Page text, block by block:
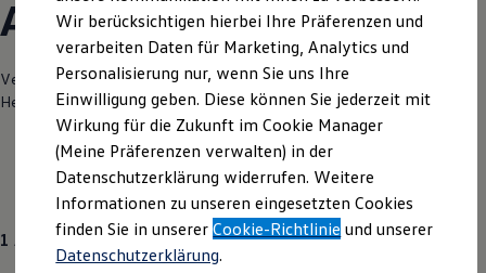
SUV und CUV
Familienautos
Kombis
Kompaktwagen
Sportwagen
Schnell verfügbare Fahrzeuge
Angebote und Produkte
Aktuelle Angebote
E-Auto-Förderung
Volkswagen Marktplatz
Die ENERGY Sondermodelle
Junge Gebrauchtwagen und Gebrauchtwagen
Volkswagen Zertifizierte Gebrauchtwagen
Elektromobilität bei Gebrauchtwagen
Angebote und mehr
Verantwortlich für die Inhalte auf dieser Seite ist die Jacobs Automobile
Heinsberg GmbH(Impressum & Rechtliches)
1 Angebot
Wir berücksichtigen hierbei Ihre Präferenzen und
verarbeiten Daten für Marketing, Analytics und
Personalisierung nur, wenn Sie uns Ihre
Einwilligung geben. Diese können Sie jederzeit mit
Wirkung für die Zukunft im Cookie Manager
(Meine Präferenzen verwalten) in der
Datenschutzerklärung widerrufen. Weitere
Informationen zu unseren eingesetzten Cookies
finden Sie in unsererCookie-Richtlinie und unserer
Datenschutzerklärung.